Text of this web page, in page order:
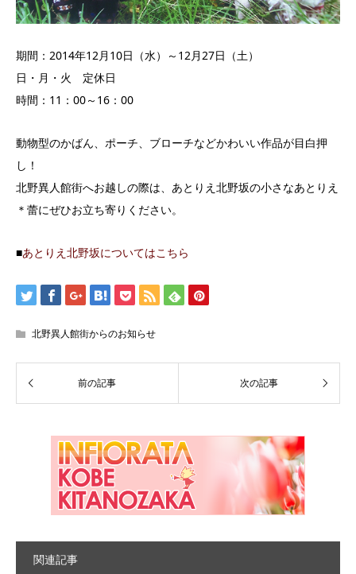
期間：2014年12月10日（水）～12月27日（土）
日・月・火 定休日
時間：11：00～16：00
動物型のかばん、ポーチ、ブローチなどかわいい作品が目白押
し！
北野異人館街へお越しの際は、あとりえ北野坂の小さなあとりえ
＊蕾にぜひお立ち寄りください。
■あとりえ北野坂についてはこちら
北野異人館街からのお知らせ
関連記事